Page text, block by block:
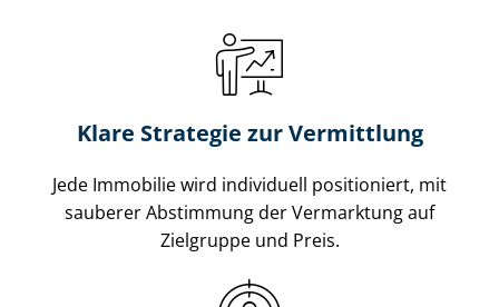
Klare Strategie zur Vermittlung
Jede Immobilie wird individuell positioniert, mit
sauberer Abstimmung der Vermarktung auf
Zielgruppe und Preis.